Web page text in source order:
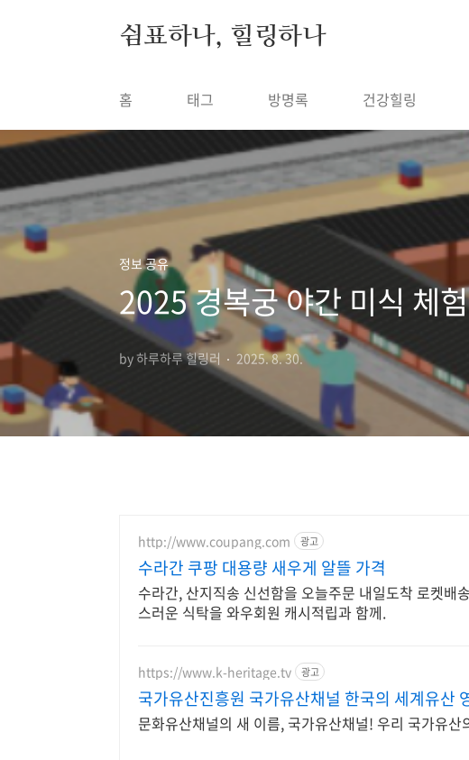
쉼표하나, 힐링하나
홈 태그 방명록 건강힐링
정보 공유
2025 경복궁 야간 미식 체
by 하루하루 힐링러 2025. 8. 30.
http://www.coupang.com 광고
수라간 쿠팡 대용량 새우게 알뜰 가격
수라간, 산지직송 신선함을 오늘주문 내일도착 로켓배
스러운 식탁을 와우회원 캐시적립과 함께.
https://www.k-heritage.tv 광고
국가유산진흥원 국가유산채널 한국의 세계유산
문화유산채널의 새 이름, 국가유산채널! 우리 국가유산